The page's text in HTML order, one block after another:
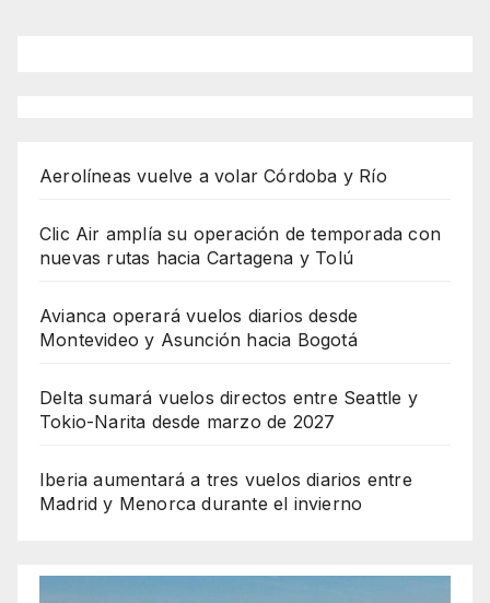
Aerolíneas vuelve a volar Córdoba y Río
Clic Air amplía su operación de temporada con
nuevas rutas hacia Cartagena y Tolú
Avianca operará vuelos diarios desde
Montevideo y Asunción hacia Bogotá
Delta sumará vuelos directos entre Seattle y
Tokio-Narita desde marzo de 2027
Iberia aumentará a tres vuelos diarios entre
Madrid y Menorca durante el invierno